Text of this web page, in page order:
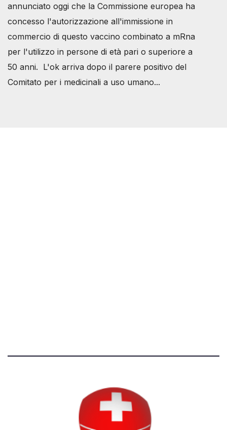
annunciato oggi che la Commissione europea ha
concesso l'autorizzazione all'immissione in
commercio di questo vaccino combinato a mRna
per l'utilizzo in persone di età pari o superiore a
50 anni. L'ok arriva dopo il parere positivo del
Comitato per i medicinali a uso umano...